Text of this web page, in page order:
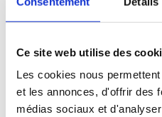
Ce site web utilise des
Les cookies nous
et les annonces, d'offrir des
médias sociaux et
LE DRIVE
Commandez dès